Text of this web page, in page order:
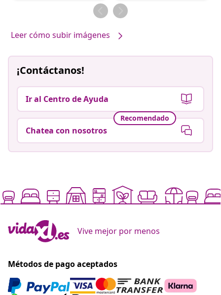
por
Leer cómo subir imágenes
¡Contáctanos!
Ir al Centro de Ayuda
Recomendado
Chatea con nosotros
Vive mejor por menos
Métodos de pago aceptados